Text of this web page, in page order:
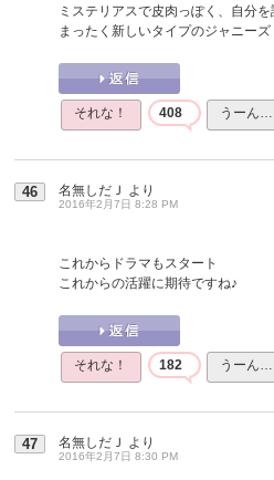
ミステリアスで皮肉っぽく、自分を
まったく新しいタイプのジャニーズ
それな！ 408 うーん…
46 名無しだＪ より
2016年2月7日 8:28 PM
これからドラマもスタート
これからの活躍に期待ですね♪
それな！ 182 うーん…
47 名無しだＪ より
2016年2月7日 8:30 PM